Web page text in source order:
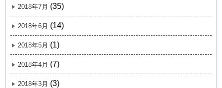
2018年7月 (35)
2018年6月 (14)
2018年5月 (1)
2018年4月 (7)
2018年3月 (3)